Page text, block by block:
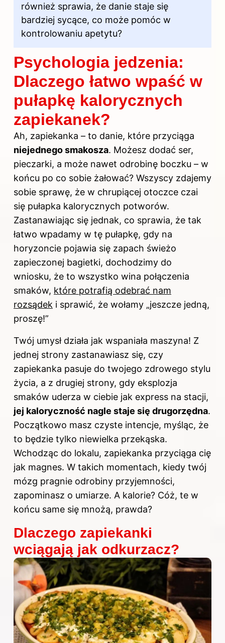
również sprawia, że danie staje się
bardziej sycące, co może pomóc w
kontrolowaniu apetytu?
Psychologia jedzenia:
Dlaczego łatwo wpaść w
pułapkę kalorycznych
zapiekanek?
Ah, zapiekanka – to danie, które przyciąga
niejednego smakosza. Możesz dodać ser,
pieczarki, a może nawet odrobinę boczku – w
końcu po co sobie żałować? Wszyscy zdajemy
sobie sprawę, że w chrupiącej otoczce czai
się pułapka kalorycznych potworów.
Zastanawiając się jednak, co sprawia, że tak
łatwo wpadamy w tę pułapkę, gdy na
horyzoncie pojawia się zapach świeżo
zapieczonej bagietki, dochodzimy do
wniosku, że to wszystko wina połączenia
smaków, które potrafią odebrać nam
rozsądek i sprawić, że wołamy „jeszcze jedną,
proszę!”
Twój umysł działa jak wspaniała maszyna! Z
jednej strony zastanawiasz się, czy
zapiekanka pasuje do twojego zdrowego stylu
życia, a z drugiej strony, gdy eksplozja
smaków uderza w ciebie jak express na stacji,
jej kaloryczność nagle staje się drugorzędna.
Początkowo masz czyste intencje, myśląc, że
to będzie tylko niewielka przekąska.
Wchodząc do lokalu, zapiekanka przyciąga cię
jak magnes. W takich momentach, kiedy twój
mózg pragnie odrobiny przyjemności,
zapominasz o umiarze. A kalorie? Cóż, te w
końcu same się mnożą, prawda?
Dlaczego zapiekanki
wciągają jak odkurzacz?